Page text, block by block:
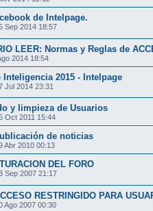
de Intelpage.
Sep 2014 18:57
LEER: Normas y Reglas de
2014 18:54
Inteligencia 2015 - Intelpage
Jul 2014 23:31
y limpieza de Usuarios
Oct 2011 15:44
de noticias
Abr 2010 00:13
DEL FORO
Sep 2007 21:17
RESTRINGIDO PARA
Ago 2007 00:30